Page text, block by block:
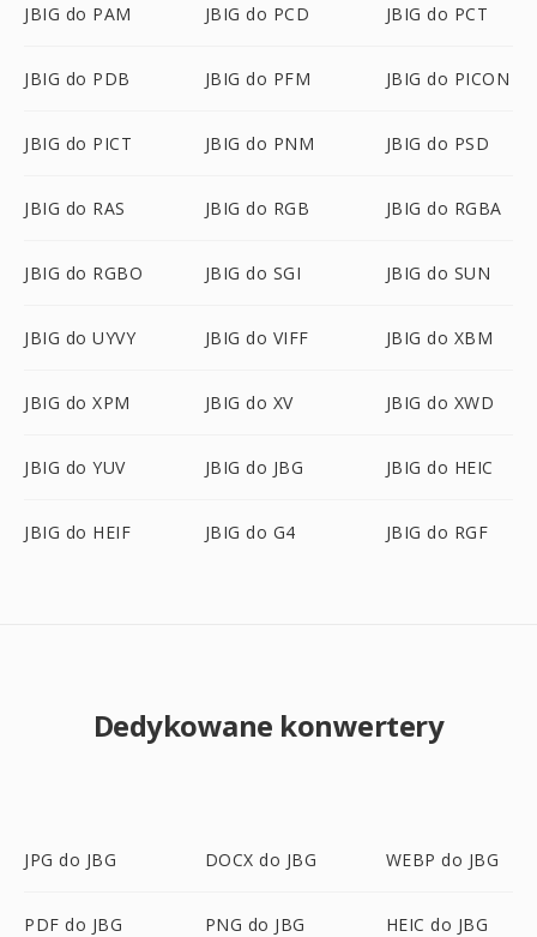
JBIG do PAM JBIG do PCD JBIG do PCT
JBIG do PDB JBIG do PFM JBIG do PICON
JBIG do PICT JBIG do PNM JBIG do PSD
JBIG do RAS JBIG do RGB JBIG do RGBA
JBIG do RGBO JBIG do SGI JBIG do SUN
JBIG do UYVY JBIG do VIFF JBIG do XBM
JBIG do XPM JBIG do XV JBIG do XWD
JBIG do YUV JBIG do JBG JBIG do HEIC
JBIG do HEIF JBIG do G4 JBIG do RGF
Dedykowane konwertery
JPG do JBG DOCX do JBG WEBP do JBG
PDF do JBG PNG do JBG HEIC do JBG